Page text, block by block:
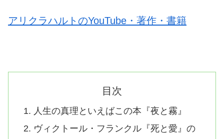
アリクラハルトのYouTube・著作・書籍
目次
人生の真理といえばこの本『夜と霧』
ヴィクトール・フランクル『死と愛』の